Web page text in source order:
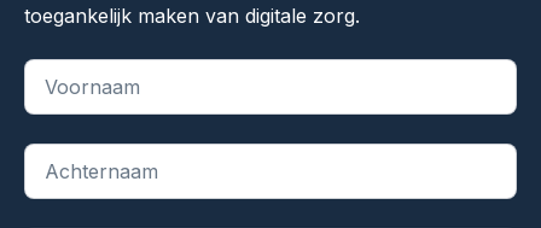
toegankelijk maken van digitale zorg.
"*" geeft vereiste velden aan